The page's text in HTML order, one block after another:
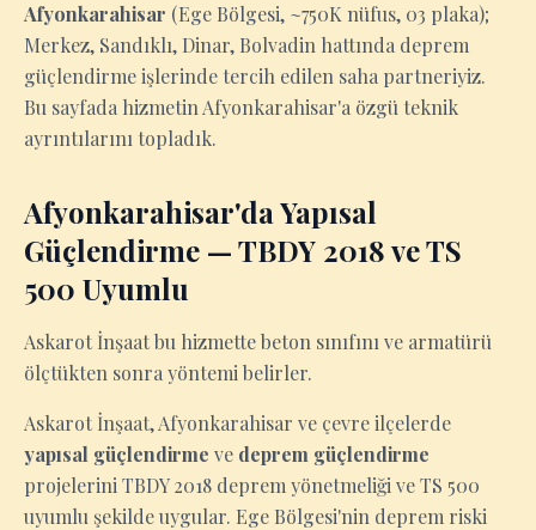
Afyonkarahisar (Ege Bölgesi, ~750K nüfus, 03 plaka);
Merkez, Sandıklı, Dinar, Bolvadin hattında deprem
güçlendirme işlerinde tercih edilen saha partneriyiz.
Bu sayfada hizmetin Afyonkarahisar'a özgü teknik
ayrıntılarını topladık.
Afyonkarahisar'da Yapısal
Güçlendirme — TBDY 2018 ve TS
500 Uyumlu
Askarot İnşaat bu hizmette beton sınıfını ve armatürü
ölçtükten sonra yöntemi belirler.
Askarot İnşaat, Afyonkarahisar ve çevre ilçelerde
yapısal güçlendirme ve deprem güçlendirme
projelerini TBDY 2018 deprem yönetmeliği ve TS 500
uyumlu şekilde uygular. Ege Bölgesi'nin deprem riski